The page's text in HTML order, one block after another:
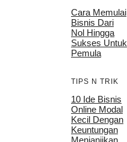
Cara Memulai
Bisnis Dari
Nol Hingga
Sukses Untuk
Pemula
TIPS N TRIK
10 Ide Bisnis
Online Modal
Kecil Dengan
Keuntungan